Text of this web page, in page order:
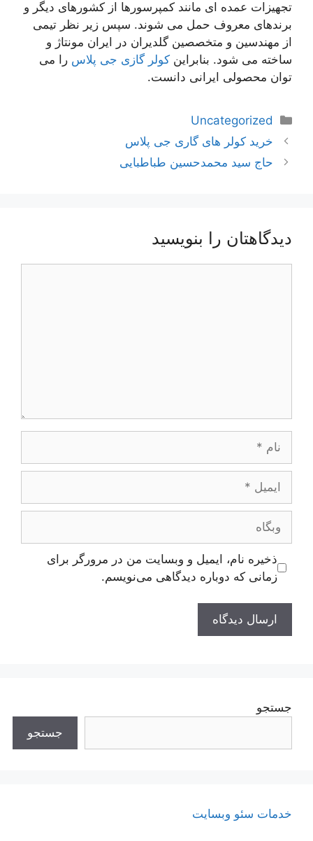
تجهیزات عمده ای مانند کمپرسورها از کشورهای دیگر و
برندهای معروف حمل می شوند. سپس زیر نظر تیمی
از مهندسین و متخصصین گلدیران در ایران مونتاژ و
ساخته می شود. بنابراین کولر گازی جی پلاس را می
توان محصولی ایرانی دانست.
دسته‌ها
Uncategorized
ناوبری
نوشته‌ها
خرید کولر های گاری جی پلاس
حاج سید محمدحسین طباطبایی
دیدگاهتان را بنویسید
وبگاه
ذخیره نام، ایمیل و وبسایت من در مرورگر برای
زمانی که دوباره دیدگاهی می‌نویسم.
جستجو
جستجو
خدمات سئو وبسایت